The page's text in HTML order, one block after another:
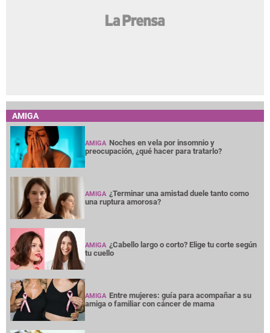
AMIGA
AMIGA Noches en vela por insomnio y
preocupación, ¿qué hacer para tratarlo?
AMIGA ¿Terminar una amistad duele tanto como
una ruptura amorosa?
AMIGA ¿Cabello largo o corto? Elige tu corte según
tu cuello
AMIGA Entre mujeres: guía para acompañar a su
amiga o familiar con cáncer de mama